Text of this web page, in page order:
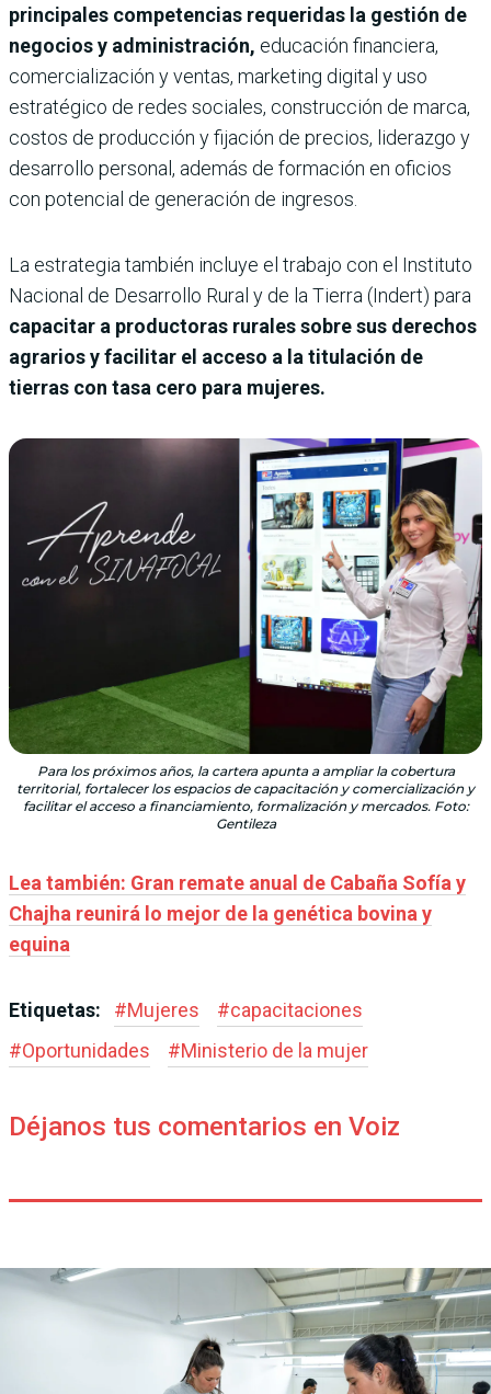
principales competencias requeridas la gestión de
negocios y administración, educación financiera,
comercialización y ventas, marketing digital y uso
estratégico de redes sociales, construcción de marca,
costos de producción y fijación de precios, liderazgo y
desarrollo personal, además de formación en oficios
con potencial de generación de ingresos.
La estrategia también incluye el trabajo con el Instituto
Nacional de Desarrollo Rural y de la Tierra (Indert) para
capacitar a productoras rurales sobre sus derechos
agrarios y facilitar el acceso a la titulación de
tierras con tasa cero para mujeres.
Para los próximos años, la cartera apunta a ampliar la cobertura
territorial, fortalecer los espacios de capacitación y comercialización y
facilitar el acceso a financiamiento, formalización y mercados. Foto:
Gentileza
Lea también: Gran remate anual de Cabaña Sofía y
Chajha reunirá lo mejor de la genética bovina y
equina
Etiquetas: #Mujeres #capacitaciones
#Oportunidades #Ministerio de la mujer
Déjanos tus comentarios en Voiz